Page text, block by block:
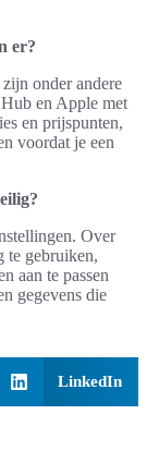
er?
onder andere
en Apple met
en prijspunten,
voordat je een
Over
te gebruiken,
aan te passen
gegevens die
LinkedIn